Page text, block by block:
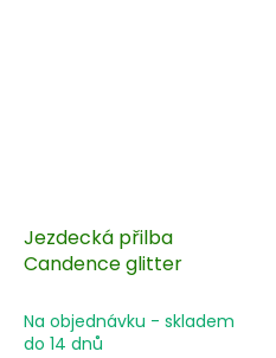
Jezdecká přilba
Candence glitter
Na objednávku - skladem
do 14 dnů